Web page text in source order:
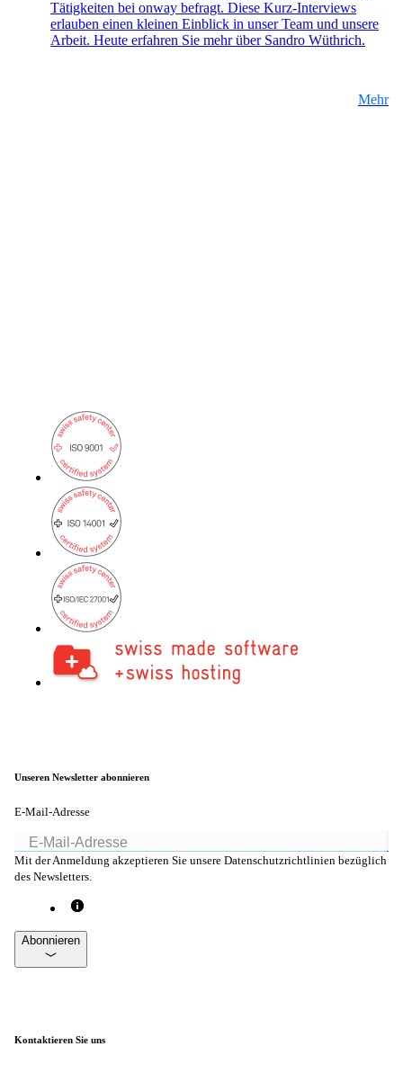
Tätigkeiten bei onway befragt. Diese Kurz-Interviews
erlauben einen kleinen Einblick in unser Team und unsere
Arbeit. Heute erfahren Sie mehr über Sandro Wüthrich.
Mehr
Unseren Newsletter abonnieren
E-Mail-Adresse
Mit der Anmeldung akzeptieren Sie unsere Datenschutzrichtlinien bezüglich
des Newsletters.
Abonnieren
Kontaktieren Sie uns